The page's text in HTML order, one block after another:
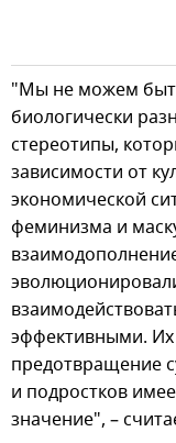
"Мы не можем
биологически
стереотипы,
зависимости от
экономической
феминизма и
эффективными.
предотвращение
и подростков
значение", –